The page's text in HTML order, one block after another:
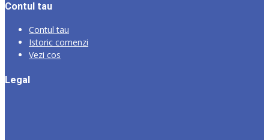
Contul tau
Contul tau
Istoric comenzi
Vezi cos
Legal